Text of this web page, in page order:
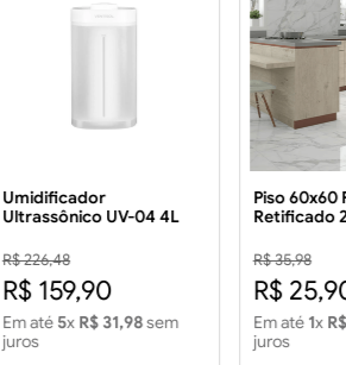
Umidificador
Ultrassônico UV-04 4L
R$ 226,48
R$ 159,90
Em até 5x R$ 31,98sem
juros
Piso 60x60
Retificado
Finalle
m2 -
R$ 35,98
R$
Em até 1x
juros